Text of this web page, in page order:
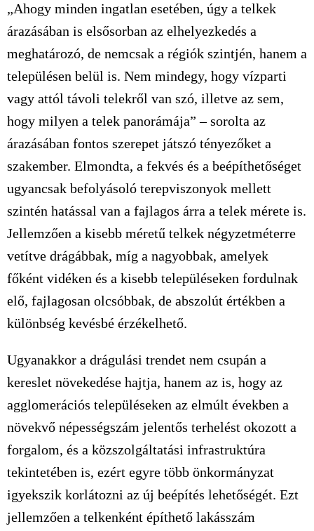
„Ahogy minden ingatlan esetében, úgy a telkek
árazásában is elsősorban az elhelyezkedés a
meghatározó, de nemcsak a régiók szintjén, hanem a
településen belül is. Nem mindegy, hogy vízparti
vagy attól távoli telekről van szó, illetve az sem,
hogy milyen a telek panorámája” – sorolta az
árazásában fontos szerepet játszó tényezőket a
szakember. Elmondta, a fekvés és a beépíthetőséget
ugyancsak befolyásoló terepviszonyok mellett
szintén hatással van a fajlagos árra a telek mérete is.
Jellemzően a kisebb méretű telkek négyzetméterre
vetítve drágábbak, míg a nagyobbak, amelyek
főként vidéken és a kisebb településeken fordulnak
elő, fajlagosan olcsóbbak, de abszolút értékben a
különbség kevésbé érzékelhető.
Ugyanakkor a drágulási trendet nem csupán a
kereslet növekedése hajtja, hanem az is, hogy az
agglomerációs településeken az elmúlt években a
növekvő népességszám jelentős terhelést okozott a
forgalom, és a közszolgáltatási infrastruktúra
tekintetében is, ezért egyre több önkormányzat
igyekszik korlátozni az új beépítés lehetőségét. Ezt
jellemzően a telkenként építhető lakásszám